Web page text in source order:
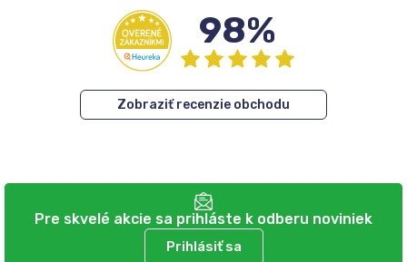
98%
Zobraziť recenzie obchodu
Pre skvelé akcie sa prihláste k odberu noviniek
Prihlásiť sa